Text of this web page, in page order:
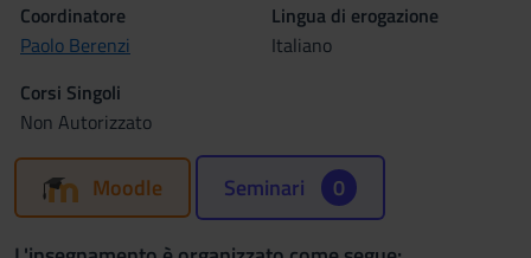
Coordinatore
Paolo Berenzi
Lingua di erogazione
Italiano
Corsi Singoli
Non Autorizzato
Moodle Seminari 0